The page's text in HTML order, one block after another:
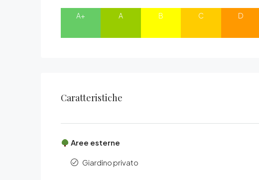
A+ A B C D
Caratteristiche
Aree esterne
Giardino privato